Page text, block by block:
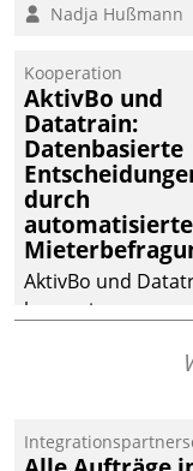
Nadja Hußmann
Kooperation
AktivBo und
Datatrain:
Datenbasierte
durch
automatisierte
AktivBo und
kooperieren –
profitieren: Die
Datatrain